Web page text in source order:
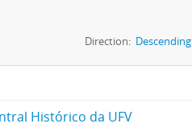
Direction: Descending
Histórico da UFV